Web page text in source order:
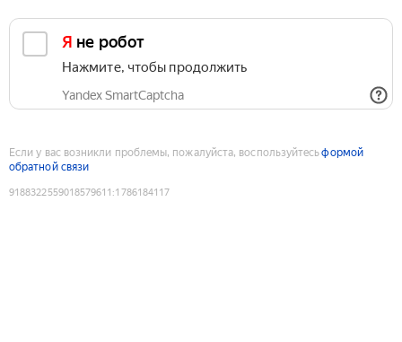
Я не робот
Нажмите, чтобы продолжить
Yandex SmartCaptcha
Если у вас возникли проблемы, пожалуйста, воспользуйтесьформой
обратной связи
9188322559018579611 :1786184117